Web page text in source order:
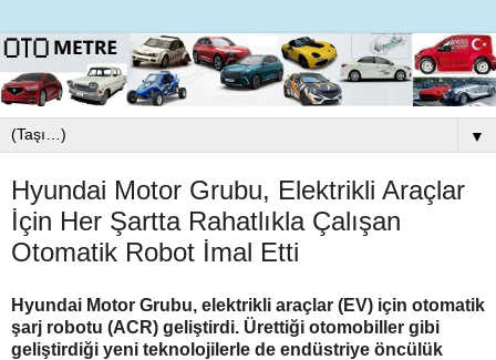
▼
Hyundai Motor Grubu, Elektrikli Araçlar
İçin Her Şartta Rahatlıkla Çalışan
Otomatik Robot İmal Etti
Hyundai Motor Grubu, elektrikli araçlar (EV) için otomatik
şarj robotu (ACR) geliştirdi. Ürettiği otomobiller gibi
geliştirdiği yeni teknolojilerle de endüstriye öncülük